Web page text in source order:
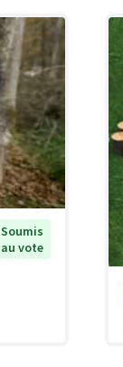
Soumis
au vote